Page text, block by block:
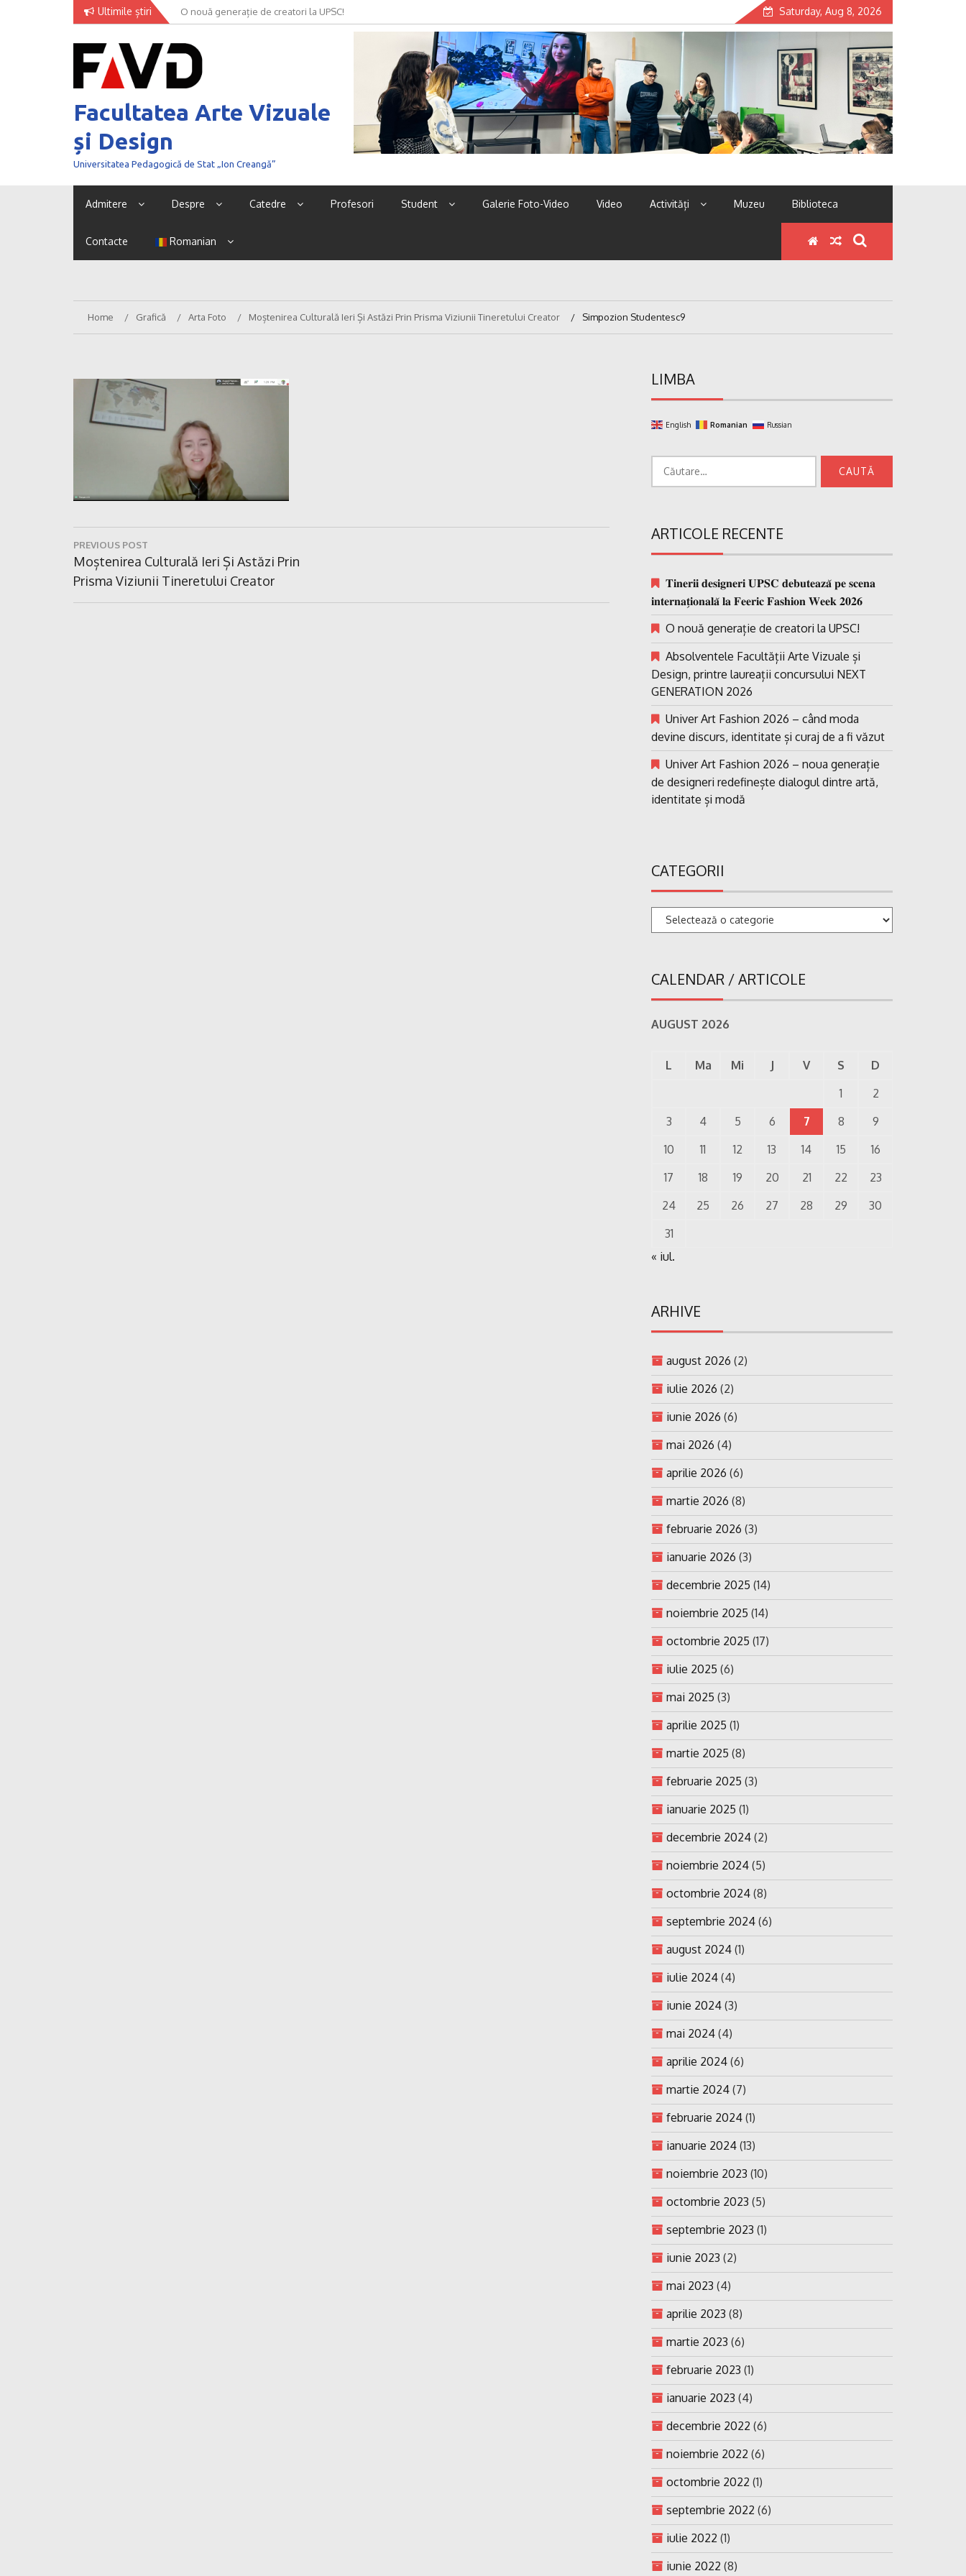
Ultimile știri O nouă generație de creatori la UPSC! Saturday, Aug 8, 2026
Facultatea Arte Vizuale
și Design
Universitatea Pedagogică de Stat „Ion Creangă”
Admitere Despre Catedre Profesori Student Galerie Foto-Video Video Activități Muzeu Biblioteca
Contacte Romanian
Home Grafică Arta Foto Moștenirea Culturală Ieri Și Astăzi Prin Prisma Viziunii Tineretului Creator Simpozion Studentesc9
Navigare
în
articole
PREVIOUS POST
Previous
Post:
Moștenirea Culturală Ieri Și Astăzi Prin
Prisma Viziunii Tineretului Creator
LIMBA
English Romanian Russian
ARTICOLE RECENTE
𝐓𝐢𝐧𝐞𝐫𝐢𝐢 𝐝𝐞𝐬𝐢𝐠𝐧𝐞𝐫𝐢 𝐔𝐏𝐒𝐂 𝐝𝐞𝐛𝐮𝐭𝐞𝐚𝐳𝐚̆ 𝐩𝐞 𝐬𝐜𝐞𝐧𝐚
𝐢𝐧𝐭𝐞𝐫𝐧𝐚𝐭̗𝐢𝐨𝐧𝐚𝐥𝐚̆ 𝐥𝐚 𝐅𝐞𝐞𝐫𝐢𝐜 𝐅𝐚𝐬𝐡𝐢𝐨𝐧 𝐖𝐞𝐞𝐤 𝟐𝟎𝟐𝟔
O nouă generație de creatori la UPSC!
Absolventele Facultății Arte Vizuale și
Design, printre laureații concursului NEXT
GENERATION 2026
Univer Art Fashion 2026 – când moda
devine discurs, identitate și curaj de a fi văzut
Univer Art Fashion 2026 – noua generație
de designeri redefinește dialogul dintre artă,
identitate și modă
CATEGORII
Categorii
CALENDAR / ARTICOLE
AUGUST 2026
L Ma Mi J V S
D
1
2
3
4 5 6 7 8
9
10
11 12 13 14 15
16
17
18 19 20 21 22
23
24
25 26 27 28 29
30
31
« iul.
ARHIVE
august 2026 (2)
iulie 2026 (2)
iunie 2026 (6)
mai 2026 (4)
aprilie 2026 (6)
martie 2026 (8)
februarie 2026 (3)
ianuarie 2026 (3)
decembrie 2025 (14)
noiembrie 2025 (14)
octombrie 2025 (17)
iulie 2025 (6)
mai 2025 (3)
aprilie 2025 (1)
martie 2025 (8)
februarie 2025 (3)
ianuarie 2025 (1)
decembrie 2024 (2)
noiembrie 2024 (5)
octombrie 2024 (8)
septembrie 2024 (6)
august 2024 (1)
iulie 2024 (4)
iunie 2024 (3)
mai 2024 (4)
aprilie 2024 (6)
martie 2024 (7)
februarie 2024 (1)
ianuarie 2024 (13)
noiembrie 2023 (10)
octombrie 2023 (5)
septembrie 2023 (1)
iunie 2023 (2)
mai 2023 (4)
aprilie 2023 (8)
martie 2023 (6)
februarie 2023 (1)
ianuarie 2023 (4)
decembrie 2022 (6)
noiembrie 2022 (6)
octombrie 2022 (1)
septembrie 2022 (6)
iulie 2022 (1)
iunie 2022 (8)